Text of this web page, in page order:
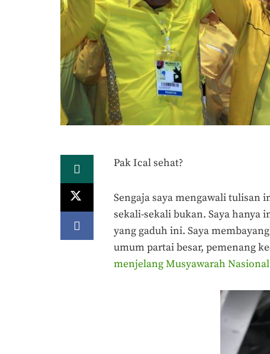
Pak Ical sehat?
Sengaja saya mengawali tulisan
sekali-sekali bukan. Saya hanya
yang gaduh ini. Saya
umum partai besar, pemenang
menjelang Musyawarah